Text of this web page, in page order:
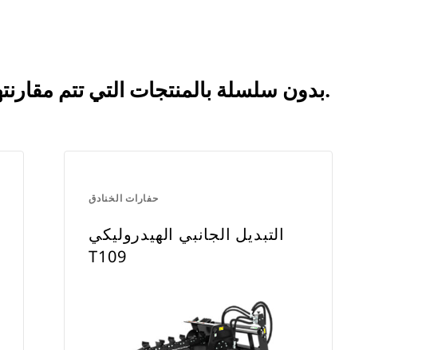
انظر كيف يقارن التبديل الجانبي الهيدروليكي T109، بدون سلسلة بالمنتجات التي تتم مقارنتها بشكل متكرر.
حفارات الخنادق
التبديل الجانبي الهيدروليكي
T109